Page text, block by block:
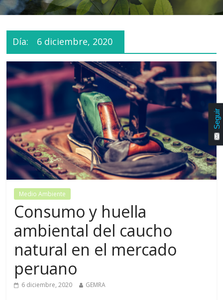
Día: 6 diciembre, 2020
Medio Ambiente
Consumo y huella
ambiental del caucho
natural en el mercado
peruano
6 diciembre, 2020 GEMRA
Seguir